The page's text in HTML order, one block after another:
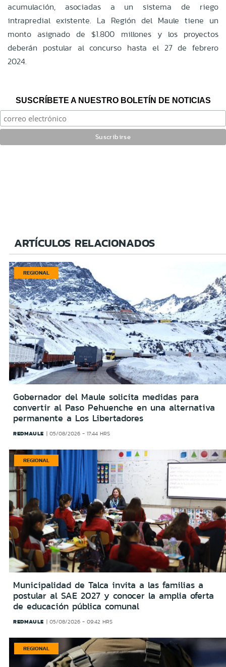
acumulación, asociadas a un sistema de riego
intrapredial existente. La Región del Maule tiene un
monto asignado de $1.800 millones y los proyectos
deberán postular al concurso hasta el 27 de febrero
2024.
SUSCRÍBETE A NUESTRO BOLETÍN DE NOTICIAS
ARTÍCULOS RELACIONADOS
REGIONAL
Gobernador del Maule solicita medidas para
convertir al Paso Pehuenche en una alternativa
permanente a Los Libertadores
REDMAULE 05/08/2026 - 17:44 HRS
REGIONAL
Municipalidad de Talca invita a las familias a
postular al SAE 2027 y conocer la amplia oferta
de educación pública comunal
REDMAULE 05/08/2026 - 09:42 HRS
REGIONAL